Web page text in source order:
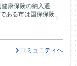
康保険の納入通
ある市は国保保険
コミュニティへ